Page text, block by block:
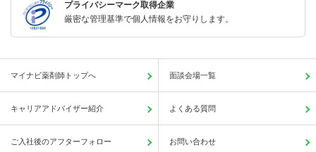
プライバシーマーク取得企業
厳密な管理基準で個人情報をお守りします。
マイナビ薬剤師トップへ 面談会場一覧
キャリアアドバイザー紹介 よくある質問
ご入社後のアフターフォロー お問い合わせ